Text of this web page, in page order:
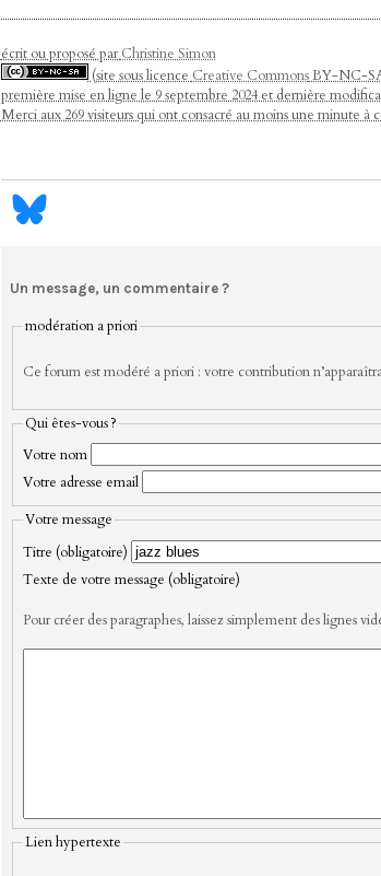
écrit ou proposé parChristine Simon
(site sous licence Creative CommonsBY-NC-
première mise en ligne le 9 septembre 2024 et dernière
Merci aux 269 visiteurs qui ont consacré au moins une minute à
Un message, un commentaire ?
modération a priori
Ce forum est modéré a priori : votre contribution
Qui êtes-vous ?
Votre nom
Votre adresse email
Votre message
Titre (obligatoire)
Texte de votre message (obligatoire)
Pour créer des paragraphes, laissez simplement des lignes
Lien hypertexte